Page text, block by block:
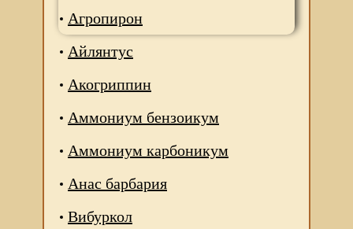
Агропирон
Айлянтус
Акогриппин
Аммониум бензоикум
Аммониум карбоникум
Анас барбария
Вибуркол